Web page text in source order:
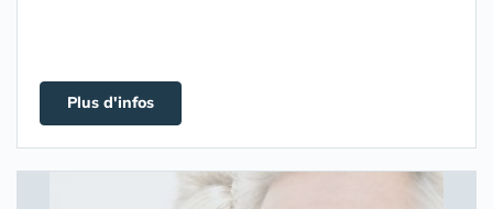
Plus d'infos